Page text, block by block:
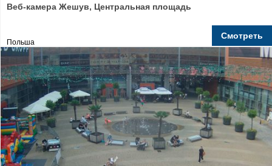
Веб-камера Жешув, Центральная площадь
Польша
Смотреть